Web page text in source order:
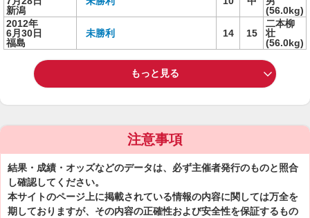
新潟
(56.0kg)
2012年
6月30日
福島
未勝利 14 15
二本柳
壮
(56.0kg)
もっと見る
注意事項
結果・成績・オッズなどのデータは、必ず主催者発行のものと照合
し確認してください。
本サイトのページ上に掲載されている情報の内容に関しては万全を
期しておりますが、その内容の正確性および安全性を保証するもの